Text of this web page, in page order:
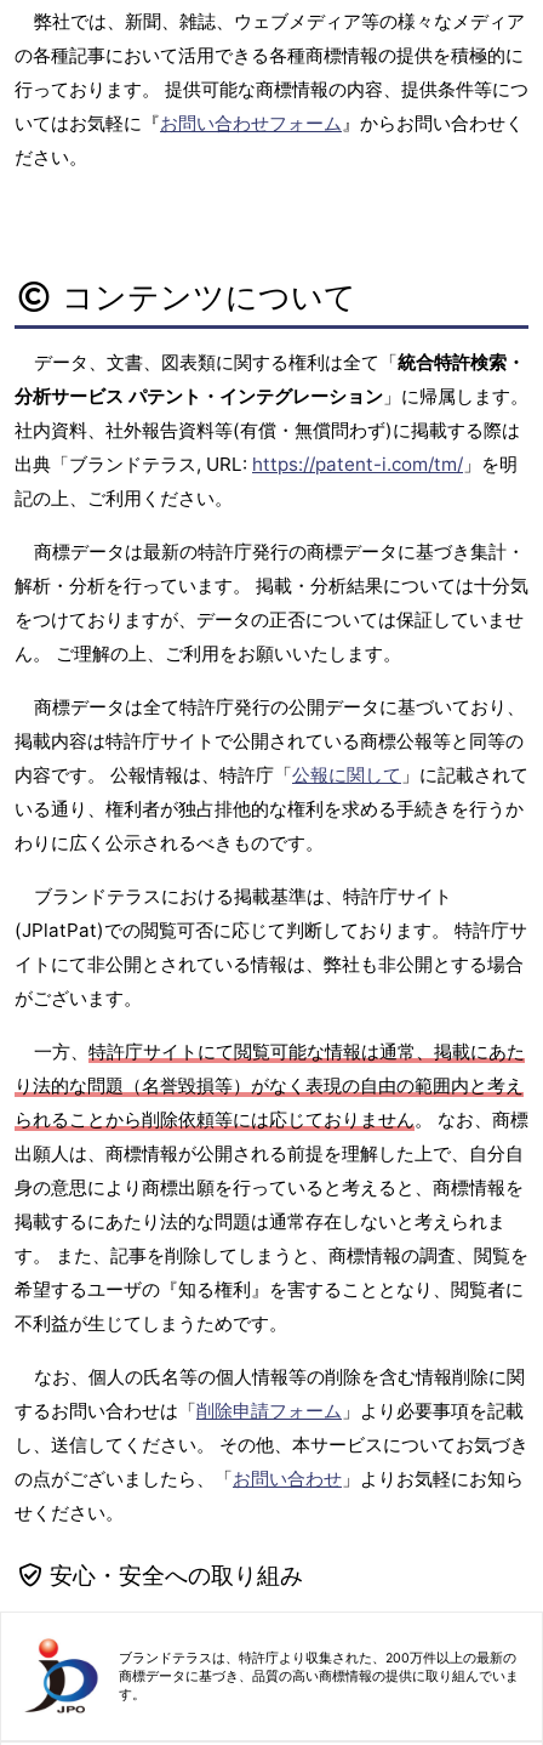
弊社では、新聞、雑誌、ウェブメディア等の様々なメディア
の各種記事において活用できる各種商標情報の提供を積極的に
行っております。 提供可能な商標情報の内容、提供条件等につ
いてはお気軽に『お問い合わせフォーム』からお問い合わせく
ださい。
コンテンツについて
データ、文書、図表類に関する権利は全て「統合特許検索・
分析サービス パテント・インテグレーション 」に帰属します。
社内資料、社外報告資料等(有償・無償問わず)に掲載する際は
出典「ブランドテラス, URL: https://patent-i.com/tm/ 」を明
記の上、ご利用ください。
商標データは最新の特許庁発行の商標データに基づき集計・
解析・分析を行っています。 掲載・分析結果については十分気
をつけておりますが、データの正否については保証していませ
ん。 ご理解の上、ご利用をお願いいたします。
商標データは全て特許庁発行の公開データに基づいており、
掲載内容は特許庁サイトで公開されている商標公報等と同等の
内容です。 公報情報は、特許庁「公報に関して 」に記載されて
いる通り、権利者が独占排他的な権利を求める手続きを行うか
わりに広く公示されるべきものです。
ブランドテラスにおける掲載基準は、特許庁サイト
(JPlatPat)での閲覧可否に応じて判断しております。 特許庁サ
イトにて非公開とされている情報は、弊社も非公開とする場合
がございます。
一方、 特許庁サイトにて閲覧可能な情報は通常、掲載にあた
り法的な問題（名誉毀損等）がなく表現の自由の範囲内と考え
られることから削除依頼等には応じておりません。 なお、商標
出願人は、商標情報が公開される前提を理解した上で、自分自
身の意思により商標出願を行っていると考えると、商標情報を
掲載するにあたり法的な問題は通常存在しないと考えられま
す。 また、記事を削除してしまうと、商標情報の調査、閲覧を
希望するユーザの『知る権利』を害することとなり、閲覧者に
不利益が生じてしまうためです。
なお、個人の氏名等の個人情報等の削除を含む情報削除に関
するお問い合わせは「削除申請フォーム 」より必要事項を記載
し、送信してください。 その他、本サービスについてお気づき
の点がございましたら、「お問い合わせ 」よりお気軽にお知ら
せください。
安心・安全への取り組み
ブランドテラスは、特許庁より収集された、200万件以上の最新の
商標データに基づき、品質の高い商標情報の提供に取り組んでいま
す。